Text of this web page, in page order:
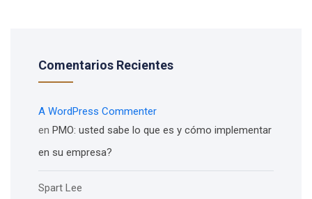
Comentarios Recientes
A WordPress Commenter
en PMO: usted sabe lo que es y cómo implementar
en su empresa?
Spart Lee